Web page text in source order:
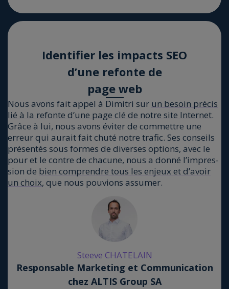
Iden­ti­fier les impacts SEO
d’une refonte de
page web
Nous avons fait appel à Dimi­tri sur un besoin pré­cis
lié à la refonte d’une page clé de notre site Inter­net.
Grâce à lui, nous avons évi­ter de com­mettre une
erreur qui aurait fait chu­té notre tra­fic. Ses conseils
pré­sen­tés sous formes de diverses options, avec le
pour et le contre de cha­cune, nous a don­né l’im­pres­
sion de bien com­prendre tous les enjeux et d’a­voir
un choix, que nous pou­vions assu­mer.
Steeve CHATELAIN
Responsable Marketing et Communication
chez ALTIS Group SA